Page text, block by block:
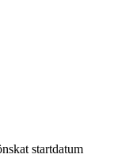
startdatum